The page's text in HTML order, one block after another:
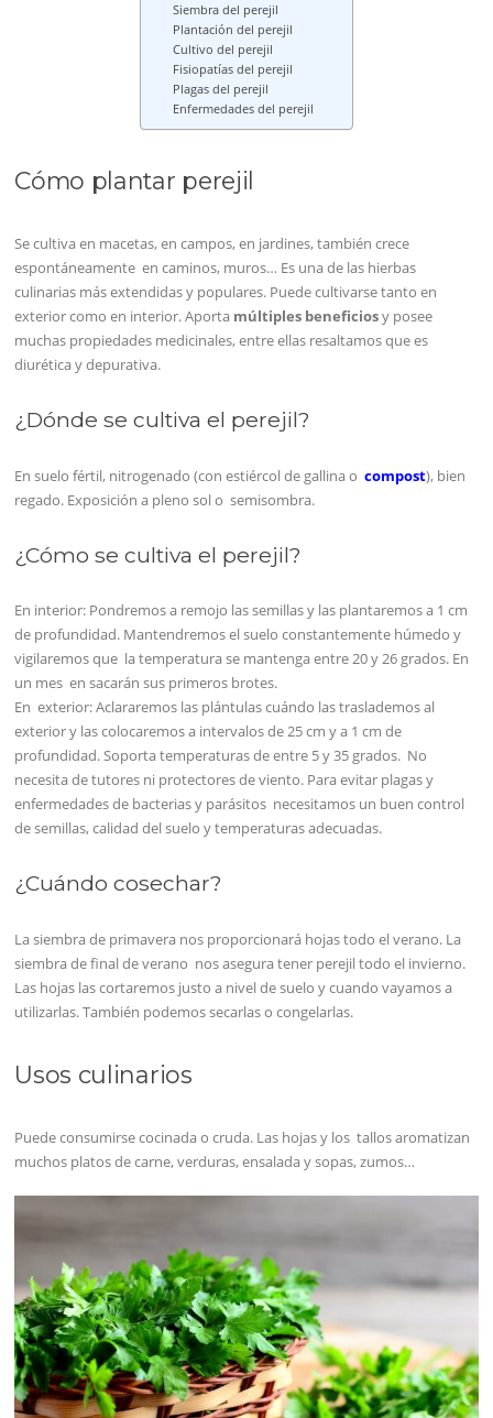
Siembra del perejil
Plantación del perejil
Cultivo del perejil
Fisiopatías del perejil
Plagas del perejil
Enfermedades del perejil
Cómo plantar perejil
Se cultiva en macetas, en campos, en jardines, también crece
espontáneamente en caminos, muros… Es una de las hierbas
culinarias más extendidas y populares. Puede cultivarse tanto en
exterior como en interior. Aporta múltiples beneficiosy posee
muchas propiedades medicinales, entre ellas resaltamos que es
diurética y depurativa.
¿Dónde se cultiva el perejil?
En suelo fértil, nitrogenado (con estiércol de gallina ocompost), bien
regado. Exposición a pleno sol o semisombra.
¿Cómo se cultiva el perejil?
En interior: Pondremos a remojo las semillas y las plantaremos a 1 cm
de profundidad. Mantendremos el suelo constantemente húmedo y
vigilaremos que la temperatura se mantenga entre 20 y 26 grados. En
un mes en sacarán sus primeros brotes.
En exterior: Aclararemos las plántulas cuándo las traslademos al
exterior y las colocaremos a intervalos de 25 cm y a 1 cm de
profundidad. Soporta temperaturas de entre 5 y 35 grados. No
necesita de tutores ni protectores de viento. Para evitar plagas y
enfermedades de bacterias y parásitos necesitamos un buen control
de semillas, calidad del suelo y temperaturas adecuadas.
¿Cuándo cosechar?
La siembra de primavera nos proporcionará hojas todo el verano. La
siembra de final de verano nos asegura tener perejil todo el invierno.
Las hojas las cortaremos justo a nivel de suelo y cuando vayamos a
utilizarlas. También podemos secarlas o congelarlas.
Usos culinarios
Puede consumirse cocinada o cruda. Las hojas y los tallos aromatizan
muchos platos de carne, verduras, ensalada y sopas, zumos…